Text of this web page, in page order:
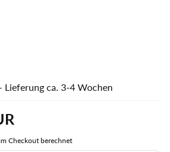
Lieferung ca. 3-4 Wochen
Checkout berechnet